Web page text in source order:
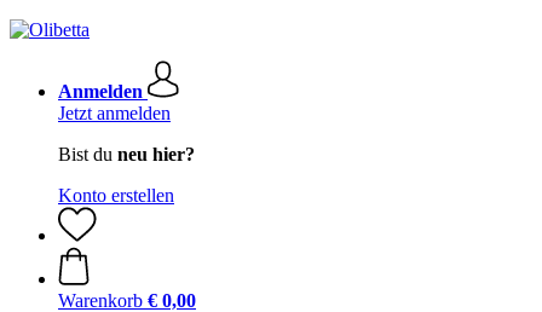
Anmelden
Jetzt anmelden
Bist du neu hier?
Konto erstellen
Warenkorb € 0,00